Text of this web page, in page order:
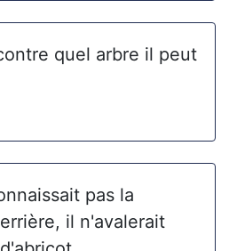
quel arbre il peut
pas la
il n'avalerait